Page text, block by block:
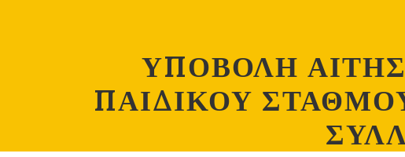
ΥΠΟΒΟΛΗ
ΠΑΙΔΙΚΟΥ